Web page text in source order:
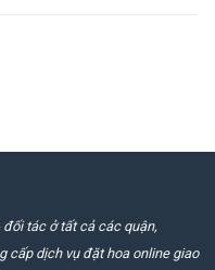
đối tác ở tất cả các quận,
cấp dịch vụ đặt hoa online giao